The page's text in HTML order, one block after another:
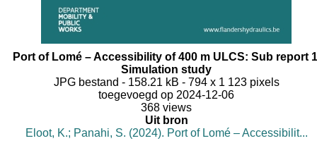
Port of Lomé – Accessibility of 400 m ULCS: Sub report
Simulation study
JPG bestand - 158.21 kB - 794 x 1 123 pixels
toegevoegd op 2024-12-06
368 views
Uit bron
Eloot, K.; Panahi, S. (2024). Port of Lomé – Accessibilit...